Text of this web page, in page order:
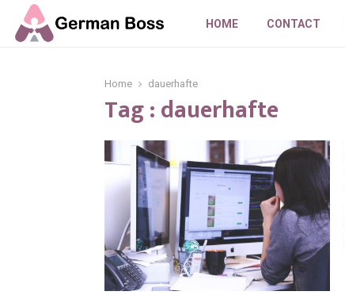
HOME CONTACT
Home dauerhafte
Tag : dauerhafte